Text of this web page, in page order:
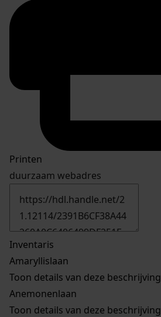
Printen
duurzaam webadres
Inventaris
Amaryllislaan
Toon details van deze beschrijving
Anemonenlaan
Toon details van deze beschrijving